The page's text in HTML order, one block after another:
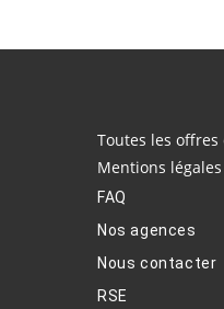
Toutes les
Mentions légales
FAQ
Nos agences
Nous contacter
RSE